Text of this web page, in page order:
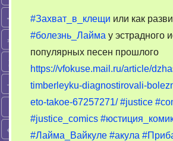
#Захват_в_клещи или как
#болезнь_Лайма у эстрадного
популярных песен прошлого
https://vfokuse.mail.ru/article/
timberleyku-diagnostirovali-
eto-takoe-67257271/ #justice
#justice_comics
#Лайма_Вайкуле #акула